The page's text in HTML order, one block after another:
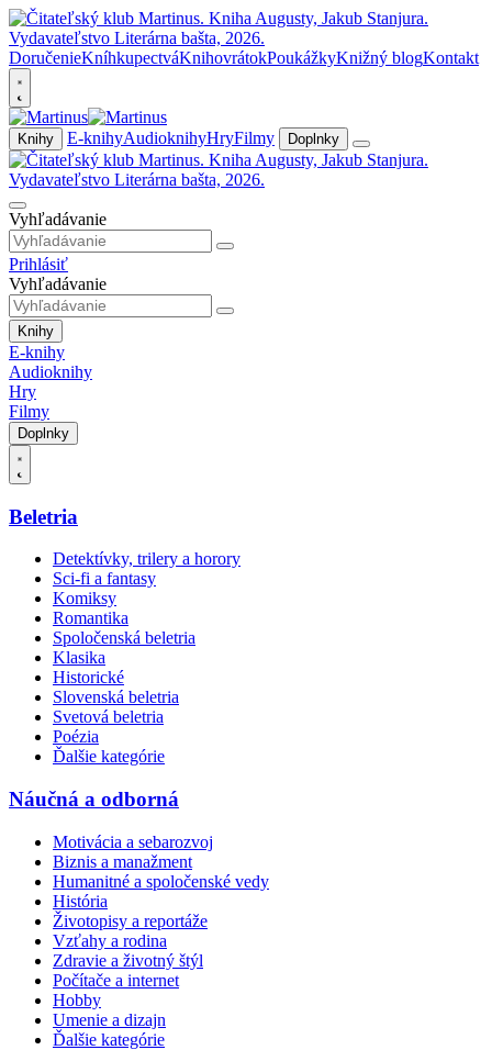
DoručenieKníhkupectváKnihovrátokPoukážkyKnižný blogKontakt
Knihy E-knihyAudioknihyHryFilmy Doplnky
Vyhľadávanie
Prihlásiť
Vyhľadávanie
Knihy
E-knihy
Audioknihy
Hry
Filmy
Doplnky
Beletria
Detektívky, trilery a horory
Sci-fi a fantasy
Komiksy
Romantika
Spoločenská beletria
Klasika
Historické
Slovenská beletria
Svetová beletria
Poézia
Ďalšie kategórie
Náučná a odborná
Motivácia a sebarozvoj
Biznis a manažment
Humanitné a spoločenské vedy
História
Životopisy a reportáže
Vzťahy a rodina
Zdravie a životný štýl
Počítače a internet
Hobby
Umenie a dizajn
Ďalšie kategórie